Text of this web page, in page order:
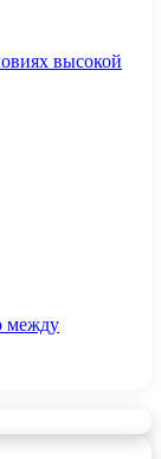
высокой
между